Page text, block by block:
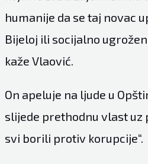
humanije da se taj novac
Bijeloj ili socijalno
kaže Vlaović.
On apeluje na ljude u
slijede prethodnu vlast uz
svi borili protiv korupcije“.